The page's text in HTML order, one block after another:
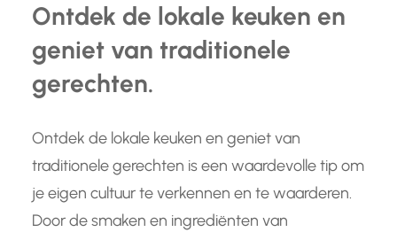
Ontdek de lokale keuken en
geniet van traditionele
gerechten.
Ontdek de lokale keuken en geniet van
traditionele gerechten is een waardevolle tip om
je eigen cultuur te verkennen en te waarderen.
Door de smaken en ingrediënten van